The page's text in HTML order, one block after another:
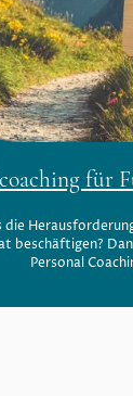
für
die
beschäftigen?
Personal